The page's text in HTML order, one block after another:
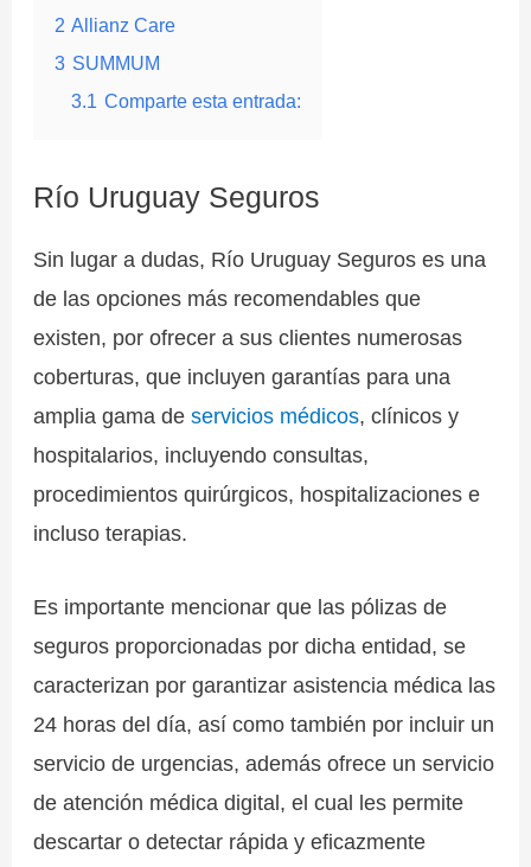
2 Allianz Care
3 SUMMUM
3.1 Comparte esta entrada:
Río Uruguay Seguros
Sin lugar a dudas, Río Uruguay Seguros es una
de las opciones más recomendables que
existen, por ofrecer a sus clientes numerosas
coberturas, que incluyen garantías para una
amplia gama deservicios médicos, clínicos y
hospitalarios, incluyendo consultas,
procedimientos quirúrgicos, hospitalizaciones e
incluso terapias.
Es importante mencionar que las pólizas de
seguros proporcionadas por dicha entidad, se
caracterizan por garantizar asistencia médica las
24 horas del día, así como también por incluir un
servicio de urgencias, además ofrece un servicio
de atención médica digital, el cual les permite
descartar o detectar rápida y eficazmente